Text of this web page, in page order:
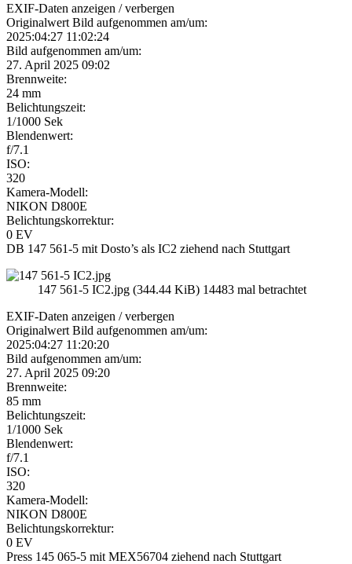
EXIF-Daten anzeigen / verbergen
Originalwert Bild aufgenommen am/um:
2025:04:27 11:02:24
Bild aufgenommen am/um:
27. April 2025 09:02
Brennweite:
24 mm
Belichtungszeit:
1/1000 Sek
Blendenwert:
f/7.1
ISO:
320
Kamera-Modell:
NIKON D800E
Belichtungskorrektur:
0 EV
DB 147 561-5 mit Dosto’s als IC2 ziehend nach Stuttgart
147 561-5 IC2.jpg (344.44 KiB) 14483 mal betrachtet
EXIF-Daten anzeigen / verbergen
Originalwert Bild aufgenommen am/um:
2025:04:27 11:20:20
Bild aufgenommen am/um:
27. April 2025 09:20
Brennweite:
85 mm
Belichtungszeit:
1/1000 Sek
Blendenwert:
f/7.1
ISO:
320
Kamera-Modell:
NIKON D800E
Belichtungskorrektur:
0 EV
Press 145 065-5 mit MEX56704 ziehend nach Stuttgart